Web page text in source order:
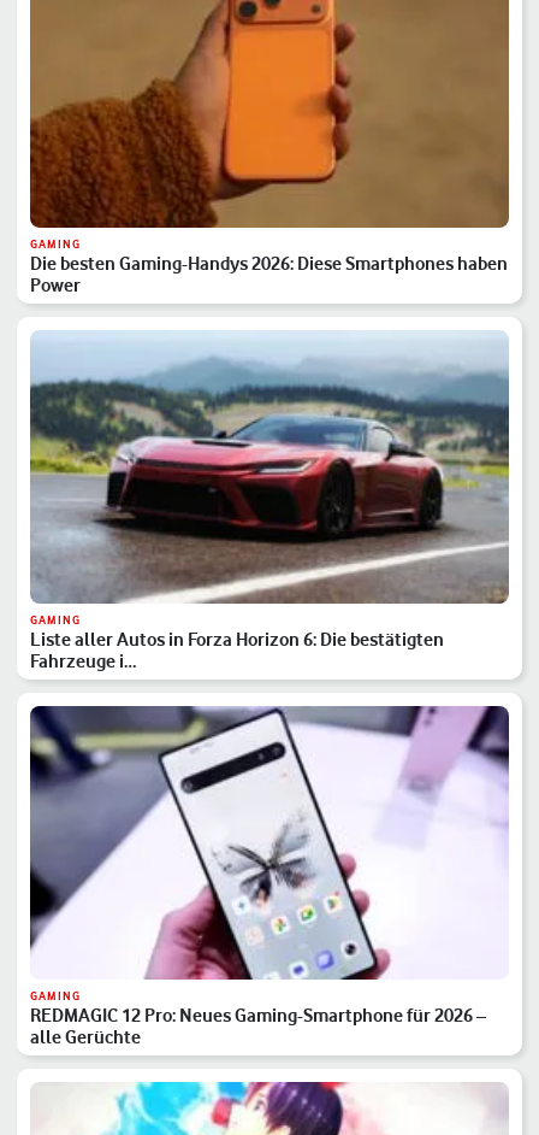
GAMING
Die besten Gaming-Handys 2026: Diese Smartphones haben
Power
GAMING
Liste aller Autos in Forza Horizon 6: Die bestätigten
Fahrzeuge i…
GAMING
REDMAGIC 12 Pro: Neues Gaming-Smartphone für 2026 –
alle Gerüchte